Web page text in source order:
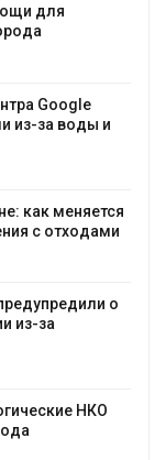
для
Google
из-за воды и
как меняется
с отходами
о
из-за
НКО